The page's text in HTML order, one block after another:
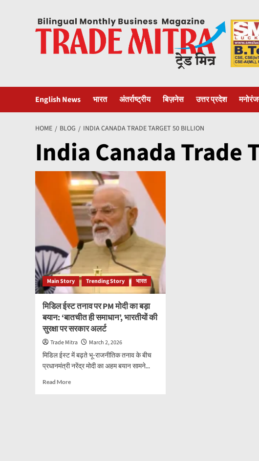
English News भारत अंतर्राष्ट्रीय बिज़नेस उत्तर प्रदेश
HOME BLOG INDIA CANADA TRADE TARGET 50 BILLION
India Canada Trade
Main Story Trending Story भारत
मिडिल ईस्ट तनाव पर PM मोदी का बड़ा
बयान: ‘बातचीत ही समाधान’, भारतीयों की
सुरक्षा पर सरकार अलर्ट
Trade Mitra
March 2, 2026
मिडिल ईस्ट में बढ़ते भू-राजनीतिक तनाव के बीच
प्रधानमंत्री नरेंद्र मोदी का अहम बयान सामने...
Read MoreRead